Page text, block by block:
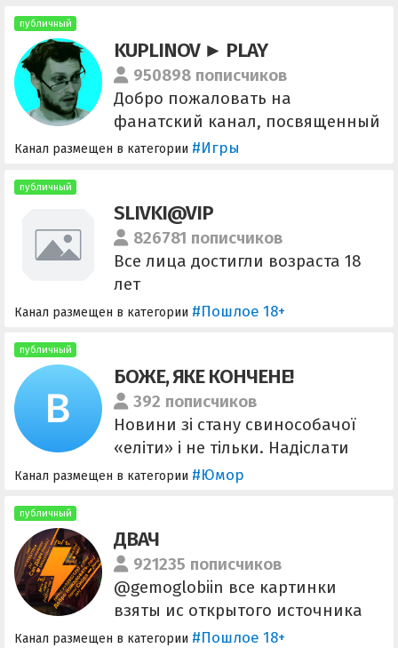
@Andy_stoone2, @DonnyDAK,
@vazhnyy_adm Канал
поклонников музыкального
творчества Вагнера
публичный
KUPLINOV ► PLAY
950898 пописчиков
Добро пожаловать на
фанатский канал, посвященный
творчеству Дмитрия Куплинова.
#выносмозга #индихоррор
#давайглянем #кооп Локальные:
#мем #хайлайт #нарезка #стрим
Обращаться с вопросами к
@ifelsefalsetrue
Канал размещен в категории #Игры
публичный
SLIVKI@VIP
826781 пописчиков
Все лица достигли возраста 18
лет
Канал размещен в категории #Пошлое 18+
публичный
БОЖЕ, ЯКЕ КОНЧЕНЕ!
392 пописчиков
Новини зі стану свинособачої
«еліти» і не тільки. Надіслати
пост @postvbyak_bot Реклама
5375411203516518 Монобанк;
5363542603171332 ПриватБанк;
Інший банк:
https://send.monobank.ua/73PvF2
rTfr.
Канал размещен в категории #Юмор
публичный
ДВАЧ
921235 пописчиков
@gemoglobiin все картинки
взяты ис открытого источника
Канал размещен в категории #Пошлое 18+